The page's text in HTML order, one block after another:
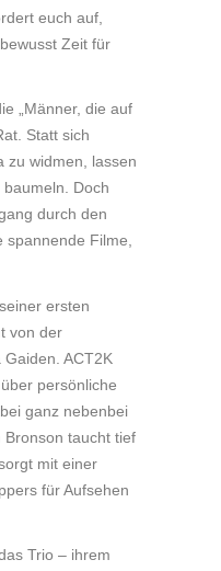
euch auf,
Zeit für
„Männer, die auf
Statt sich
zu widmen, lassen
Doch
durch den
Filme,
ersten
von der
ACT2K
persönliche
ganz nebenbei
Bronson taucht tief
mit einer
für Aufsehen
Trio – ihrem